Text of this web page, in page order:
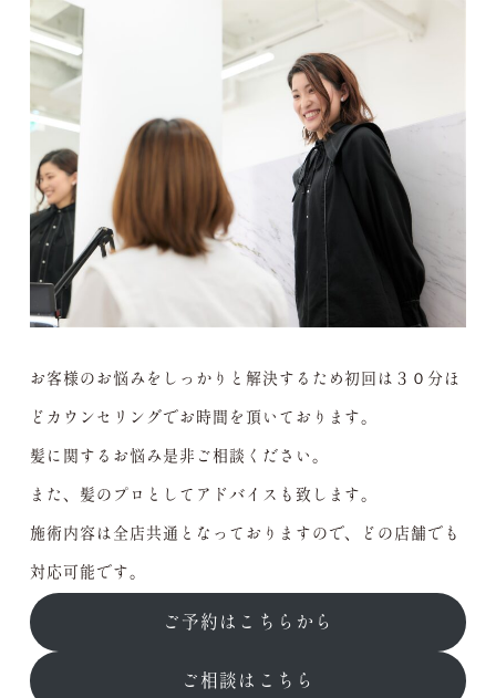
お客様のお悩みをしっかりと解決するため初回は３０分ほ
どカウンセリングでお時間を頂いております。
髪に関するお悩み是非ご相談ください。
また、髪のプロとしてアドバイスも致します。
施術内容は全店共通となっておりますので、どの店舗でも
対応可能です。
ご予約はこちらから
ご相談はこちら